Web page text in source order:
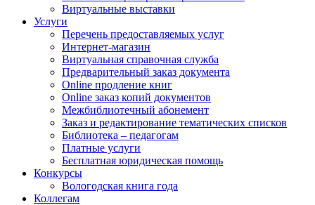
Виртуальные выставки
Услуги
Перечень предоставляемых услуг
Интернет-магазин
Виртуальная справочная служба
Предварительный заказ документа
Online продление книг
Online заказ копий документов
Межбиблиотечный абонемент
Заказ и редактирование тематических списков
Библиотека – педагогам
Платные услуги
Бесплатная юридическая помощь
Конкурсы
Вологодская книга года
Коллегам